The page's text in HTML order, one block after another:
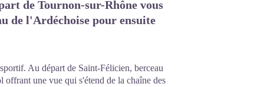
de Tournon-sur-Rhône vous
de l'Ardéchoise pour ensuite
Au départ de Saint-Félicien, berceau
une vue qui s'étend de la chaîne des